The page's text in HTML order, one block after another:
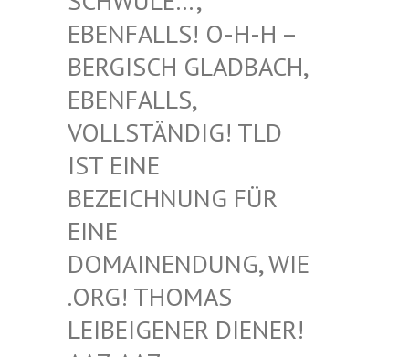
LLS! O-H-H – BERGIS
CH GLADBACH, EBENFA
LLS, VOLLST
ÄNDIG! TLD IST EI
NE BEZEIC
HNUNG FÜR EINE D
OMAIN
ENDUNG, WIE .ORG!
THOMAS LEIBEI
GENER DIENER! AAZ-AA